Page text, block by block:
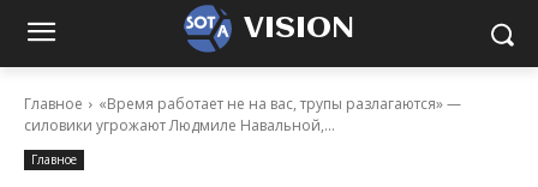
VISION
Главное
«Время работает не на вас, трупы разлагаются» —
силовики угрожают Людмиле Навальной,...
Главное